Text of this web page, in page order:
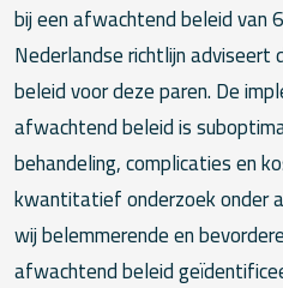
bij een afwachtend beleid van
Nederlandse richtlijn
beleid voor deze paren. De
afwachtend beleid is
behandeling, complicaties en
kwantitatief onderzoek onder
wij belemmerende en
afwachtend beleid